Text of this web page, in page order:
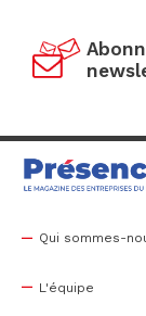
Qui sommes-
L'équipe